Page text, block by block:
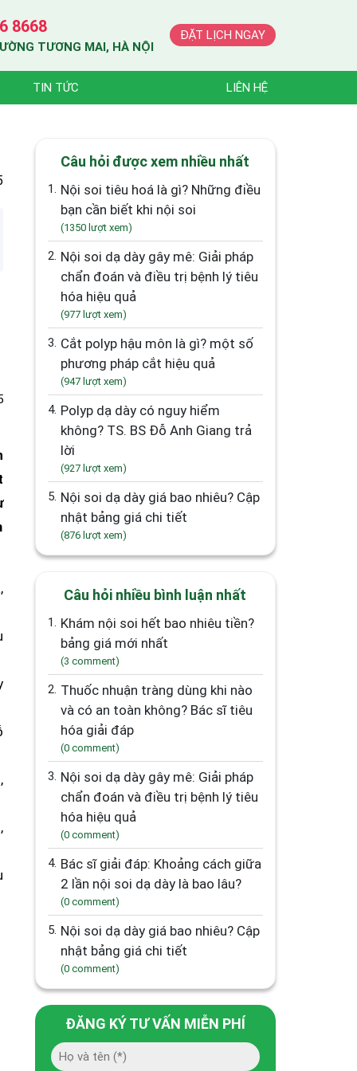
8668
TƯƠNG MAI, HÀ NỘI
ĐẶT LỊCH NGAY
TIN TỨC LIÊN HỆ
Câu hỏi được xem nhiều nhất
1. Nội soi tiêu hoá là gì? Những điều
bạn cần biết khi nội soi
(1350 lượt xem)
2. Nội soi dạ dày gây mê: Giải pháp
chẩn đoán và điều trị bệnh lý tiêu
hóa hiệu quả
(977 lượt xem)
3. Cắt polyp hậu môn là gì? một số
phương pháp cắt hiệu quả
(947 lượt xem)
4. Polyp dạ dày có nguy hiểm
không? TS. BS Đỗ Anh Giang trả
lời
(927 lượt xem)
5. Nội soi dạ dày giá bao nhiêu? Cập
nhật bảng giá chi tiết
(876 lượt xem)
Câu hỏi nhiều bình luận nhất
1. Khám nội soi hết bao nhiêu tiền?
bảng giá mới nhất
(3 comment)
2. Thuốc nhuận tràng dùng khi nào
và có an toàn không? Bác sĩ tiêu
hóa giải đáp
(0 comment)
3. Nội soi dạ dày gây mê: Giải pháp
chẩn đoán và điều trị bệnh lý tiêu
hóa hiệu quả
(0 comment)
4. Bác sĩ giải đáp: Khoảng cách giữa
2 lần nội soi dạ dày là bao lâu?
(0 comment)
5. Nội soi dạ dày giá bao nhiêu? Cập
nhật bảng giá chi tiết
(0 comment)
ĐĂNG KÝ TƯ VẤN MIỄN PHÍ